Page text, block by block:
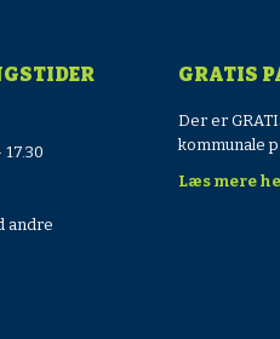
andre
GRATIS
Der er
kommunale
Læs mere